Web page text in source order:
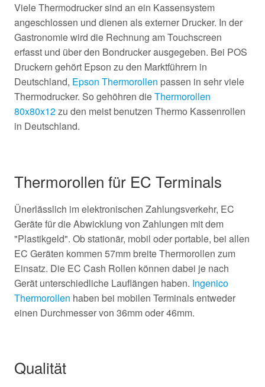
Viele Thermodrucker sind an ein Kassensystem
angeschlossen und dienen als externer Drucker. In der
Gastronomie wird die Rechnung am Touchscreen
erfasst und über den Bondrucker ausgegeben. Bei POS
Druckern gehört Epson zu den Marktführern in
Deutschland, Epson Thermorollen passen in sehr viele
Thermodrucker. So gehöhren dieThermorollen
80x80x12zu den meist benutzen Thermo Kassenrollen
in Deutschland.
Thermorollen für EC Terminals
Ünerlässlich im elektronischen Zahlungsverkehr, EC
Geräte für die Abwicklung von Zahlungen mit dem
"Plastikgeld". Ob stationär, mobil oder portable, bei allen
EC Geräten kommen 57mm breite Thermorollen zum
Einsatz. Die EC Cash Rollen können dabei je nach
Gerät unterschiedliche Lauflängen haben. Ingenico
Thermorollen haben bei mobilen Terminals entweder
einen Durchmesser von 36mm oder 46mm.
Qualität